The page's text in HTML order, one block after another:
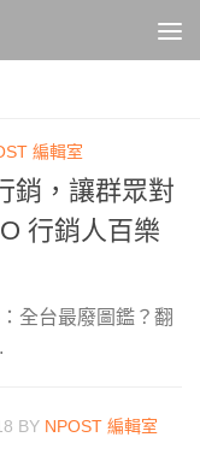
編輯室
銷，讓群眾對
行銷人百樂
全台最廢圖鑑？翻
BY NPOST 編輯室